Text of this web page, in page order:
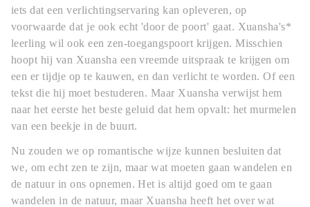
iets dat een verlichtingservaring kan opleveren, op
voorwaarde dat je ook echt 'door de poort' gaat. Xuansha's*
leerling wil ook een zen-toegangspoort krijgen. Misschien
hoopt hij van Xuansha een vreemde uitspraak te krijgen om
een er tijdje op te kauwen, en dan verlicht te worden. Of een
tekst die hij moet bestuderen. Maar Xuansha verwijst hem
naar het eerste het beste geluid dat hem opvalt: het murmelen
van een beekje in de buurt.
Nu zouden we op romantische wijze kunnen besluiten dat
we, om echt zen te zijn, maar wat moeten gaan wandelen en
de natuur in ons opnemen. Het is altijd goed om te gaan
wandelen in de natuur, maar Xuansha heeft het over wat